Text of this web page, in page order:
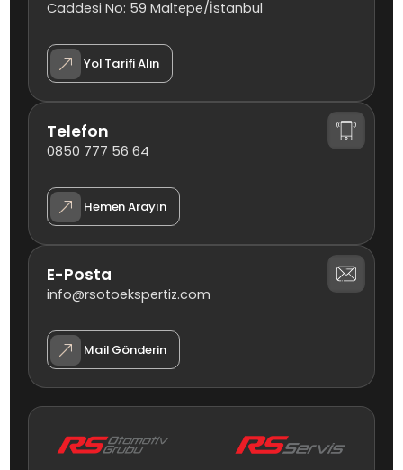
Caddesi No: 59 Maltepe/İstanbul
Yol Tarifi Alın
Telefon
0850 777 56 64
Hemen Arayın
E-Posta
info@rsotoekspertiz.com
Mail Gönderin